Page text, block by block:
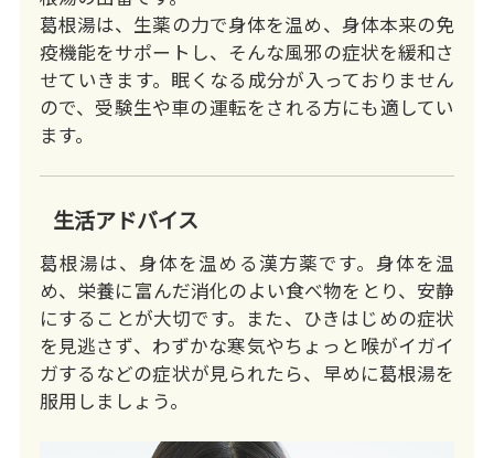
葛根湯は、生薬の力で身体を温め、身体本来の免
疫機能をサポートし、そんな風邪の症状を緩和さ
せていきます。眠くなる成分が入っておりません
ので、受験生や車の運転をされる方にも適してい
ます。
生活アドバイス
葛根湯は、身体を温める漢方薬です。身体を温
め、栄養に富んだ消化のよい食べ物をとり、安静
にすることが大切です。また、ひきはじめの症状
を見逃さず、わずかな寒気やちょっと喉がイガイ
ガするなどの症状が見られたら、早めに葛根湯を
服用しましょう。